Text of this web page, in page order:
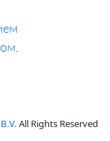
All Rights Reserved